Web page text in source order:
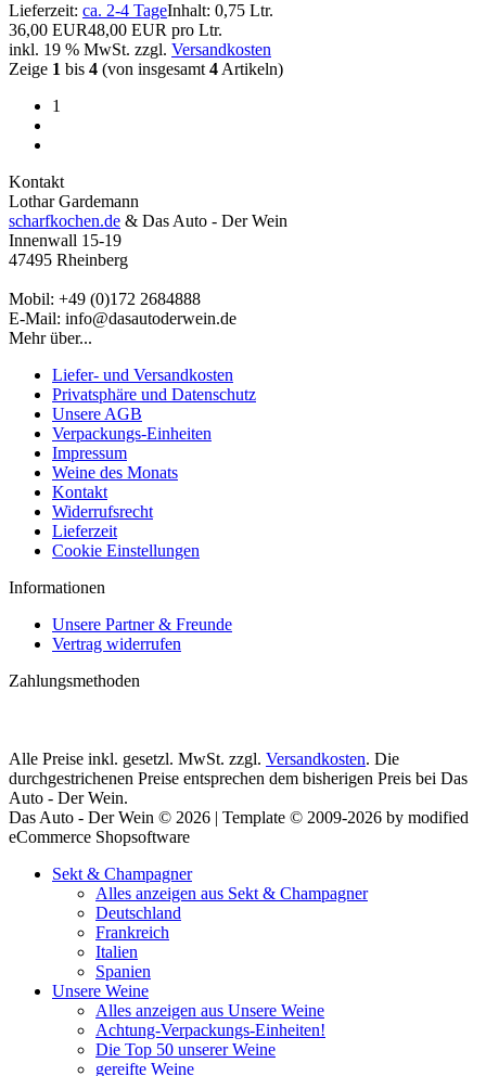
Lieferzeit: ca. 2-4 TageInhalt: 0,75 Ltr.
36,00 EUR48,00 EUR pro Ltr.
inkl. 19 % MwSt. zzgl. Versandkosten
Zeige 1 bis 4 (von insgesamt 4 Artikeln)
1
Kontakt
Lothar Gardemann
scharfkochen.de & Das Auto - Der Wein
Innenwall 15-19
47495 Rheinberg
Mobil: +49 (0)172 2684888
E-Mail: info@dasautoderwein.de
Mehr über...
Liefer- und Versandkosten
Privatsphäre und Datenschutz
Unsere AGB
Verpackungs-Einheiten
Impressum
Weine des Monats
Kontakt
Widerrufsrecht
Lieferzeit
Cookie Einstellungen
Informationen
Unsere Partner & Freunde
Vertrag widerrufen
Zahlungsmethoden
Alle Preise inkl. gesetzl. MwSt. zzgl. Versandkosten. Die
durchgestrichenen Preise entsprechen dem bisherigen Preis bei Das
Auto - Der Wein.
Das Auto - Der Wein © 2026 | Template © 2009-2026 by modified
eCommerce Shopsoftware
Sekt & Champagner
Alles anzeigen aus Sekt & Champagner
Deutschland
Frankreich
Italien
Spanien
Unsere Weine
Alles anzeigen aus Unsere Weine
Achtung-Verpackungs-Einheiten!
Die Top 50 unserer Weine
gereifte Weine